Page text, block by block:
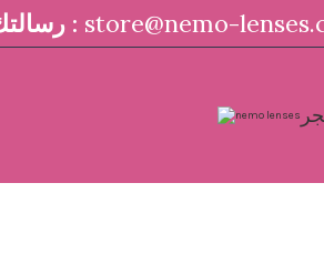
رسالتك : store@nemo-